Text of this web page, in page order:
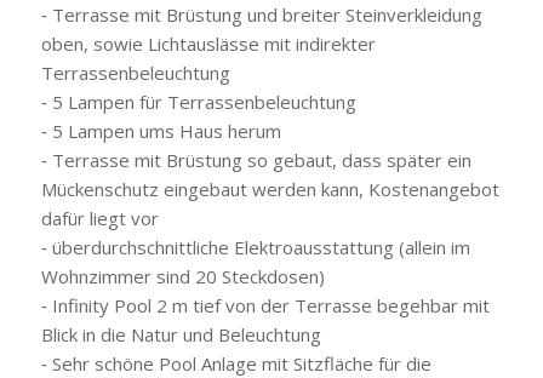
⁃ Terrasse mit Brüstung und breiter Steinverkleidung
oben, sowie Lichtauslässe mit indirekter
Terrassenbeleuchtung
⁃ 5 Lampen für Terrassenbeleuchtung
⁃ 5 Lampen ums Haus herum
⁃ Terrasse mit Brüstung so gebaut, dass später ein
Mückenschutz eingebaut werden kann, Kostenangebot
dafür liegt vor
⁃ überdurchschnittliche Elektroausstattung (allein im
Wohnzimmer sind 20 Steckdosen)
⁃ Infinity Pool 2 m tief von der Terrasse begehbar mit
Blick in die Natur und Beleuchtung
⁃ Sehr schöne Pool Anlage mit Sitzfläche für die